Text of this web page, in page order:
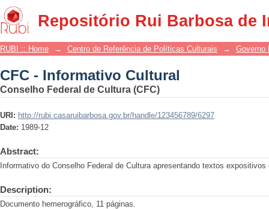
Repositório Rui Barbosa de
CFC - Informativo Cultural
RUBI :: Home → Centro de Referência de Políticas Culturais → Governo
CFC - Informativo Cultural
Conselho Federal de Cultura (CFC)
URI: http://rubi.casaruibarbosa.gov.br/handle/123456789/6297
Date: 1989-12
Abstract:
Informativo do Conselho Federal de Cultura apresentando textos
Description:
Documento hemerográfico, 11 páginas.